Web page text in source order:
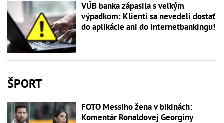
VÚB banka zápasila s veľkým
výpadkom: Klienti sa nevedeli dostať
do aplikácie ani do internetbankingu!
ŠPORT
FOTO Messiho žena v bikinách:
Komentár Ronaldovej Georginy